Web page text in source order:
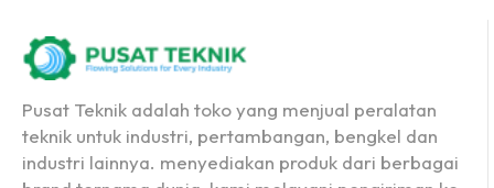
Pusat Teknik adalah toko yang menjual peralatan
teknik untuk industri, pertambangan, bengkel dan
industri lainnya. menyediakan produk dari berbagai